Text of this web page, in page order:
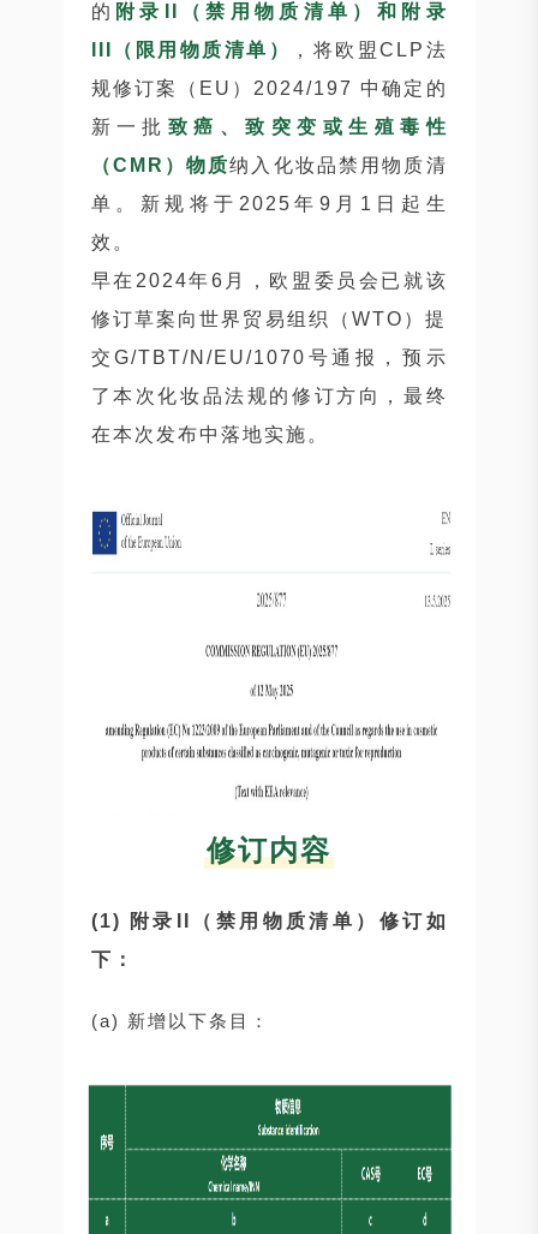
的 附录II（禁用物质清单）和附录
III（限用物质清单）
，将欧盟CLP法
规修订案（EU）2024/197 中确定的
新一批 致癌、致突变或生殖毒性
（CMR）物质纳入化妆品禁用物质清
单。新规将于2025年9月1日起生
效。
早在2024年6月，欧盟委员会已就该
修订草案向世界贸易组织（WTO）提
交G/TBT/N/EU/1070号通报，预示
了本次化妆品法规的修订方向，最终
在本次发布中落地实施。
修订内容
(1) 附录II（禁用物质清单）修订如
下：
(a) 新增以下条目：